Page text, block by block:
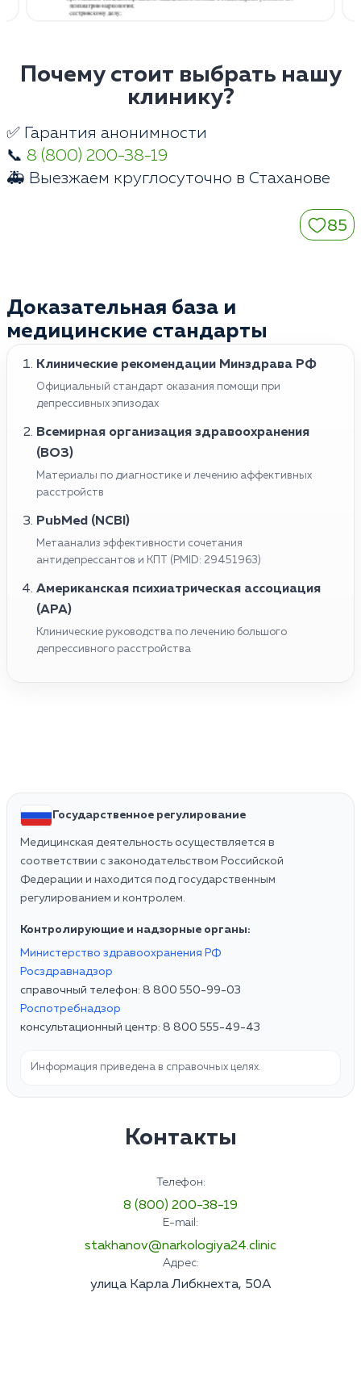
Почему стоит выбрать нашу
клинику?
✅ Гарантия анонимности
📞 8 (800) 200-38-19
🚑 Выезжаем круглосуточно в Стаханове
85
Доказательная база и
медицинские стандарты
Клинические рекомендации Минздрава РФ
Официальный стандарт оказания помощи при
депрессивных эпизодах
Всемирная организация здравоохранения
(ВОЗ)
Материалы по диагностике и лечению аффективных
расстройств
PubMed (NCBI)
Метаанализ эффективности сочетания
антидепрессантов и КПТ (PMID: 29451963)
Американская психиатрическая ассоциация
(APA)
Клинические руководства по лечению большого
депрессивного расстройства
Государственное регулирование
Медицинская деятельность осуществляется в
соответствии с законодательством Российской
Федерации и находится под государственным
регулированием и контролем.
Контролирующие и надзорные органы:
Министерство здравоохранения РФ
Росздравнадзор
справочный телефон: 8 800 550-99-03
Роспотребнадзор
консультационный центр: 8 800 555-49-43
Информация приведена в справочных целях.
Контакты
Телефон:
8 (800) 200-38-19
E-mail:
stakhanov@narkologiya24.clinic
Адрес:
улица Карла Либкнехта, 50А